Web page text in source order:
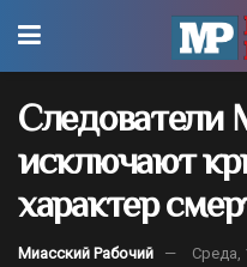
Следователи
исключают
характер
Миасский Рабочий Среда,